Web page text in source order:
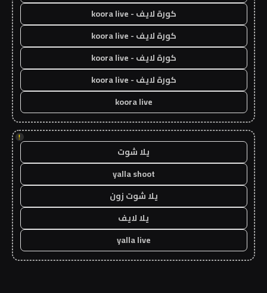
كورة لايف - koora live
كورة لايف - koora live
كورة لايف - koora live
كورة لايف - koora live
koora live
!
يلا شوت
yalla shoot
يلا شوت زون
يلا لايف
yalla live